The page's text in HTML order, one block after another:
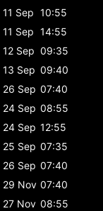
11 Sep 10:55
11 Sep 14:55
12 Sep 09:35
13 Sep 09:40
26 Sep 07:40
24 Sep 08:55
24 Sep 12:55
25 Sep 07:35
26 Sep 07:40
29 Nov 07:40
27 Nov 08:55